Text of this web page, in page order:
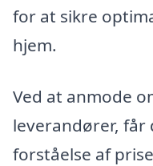
for at sikre
hjem.
Ved at anmode
leverandører, får
forståelse af